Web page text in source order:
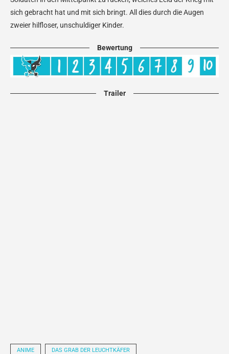
sich gebracht hat und mit sich bringt. All dies durch die Augen
zweier hilfloser, unschuldiger Kinder.
Bewertung
Trailer
ANIME DAS GRAB DER LEUCHTKÄFER